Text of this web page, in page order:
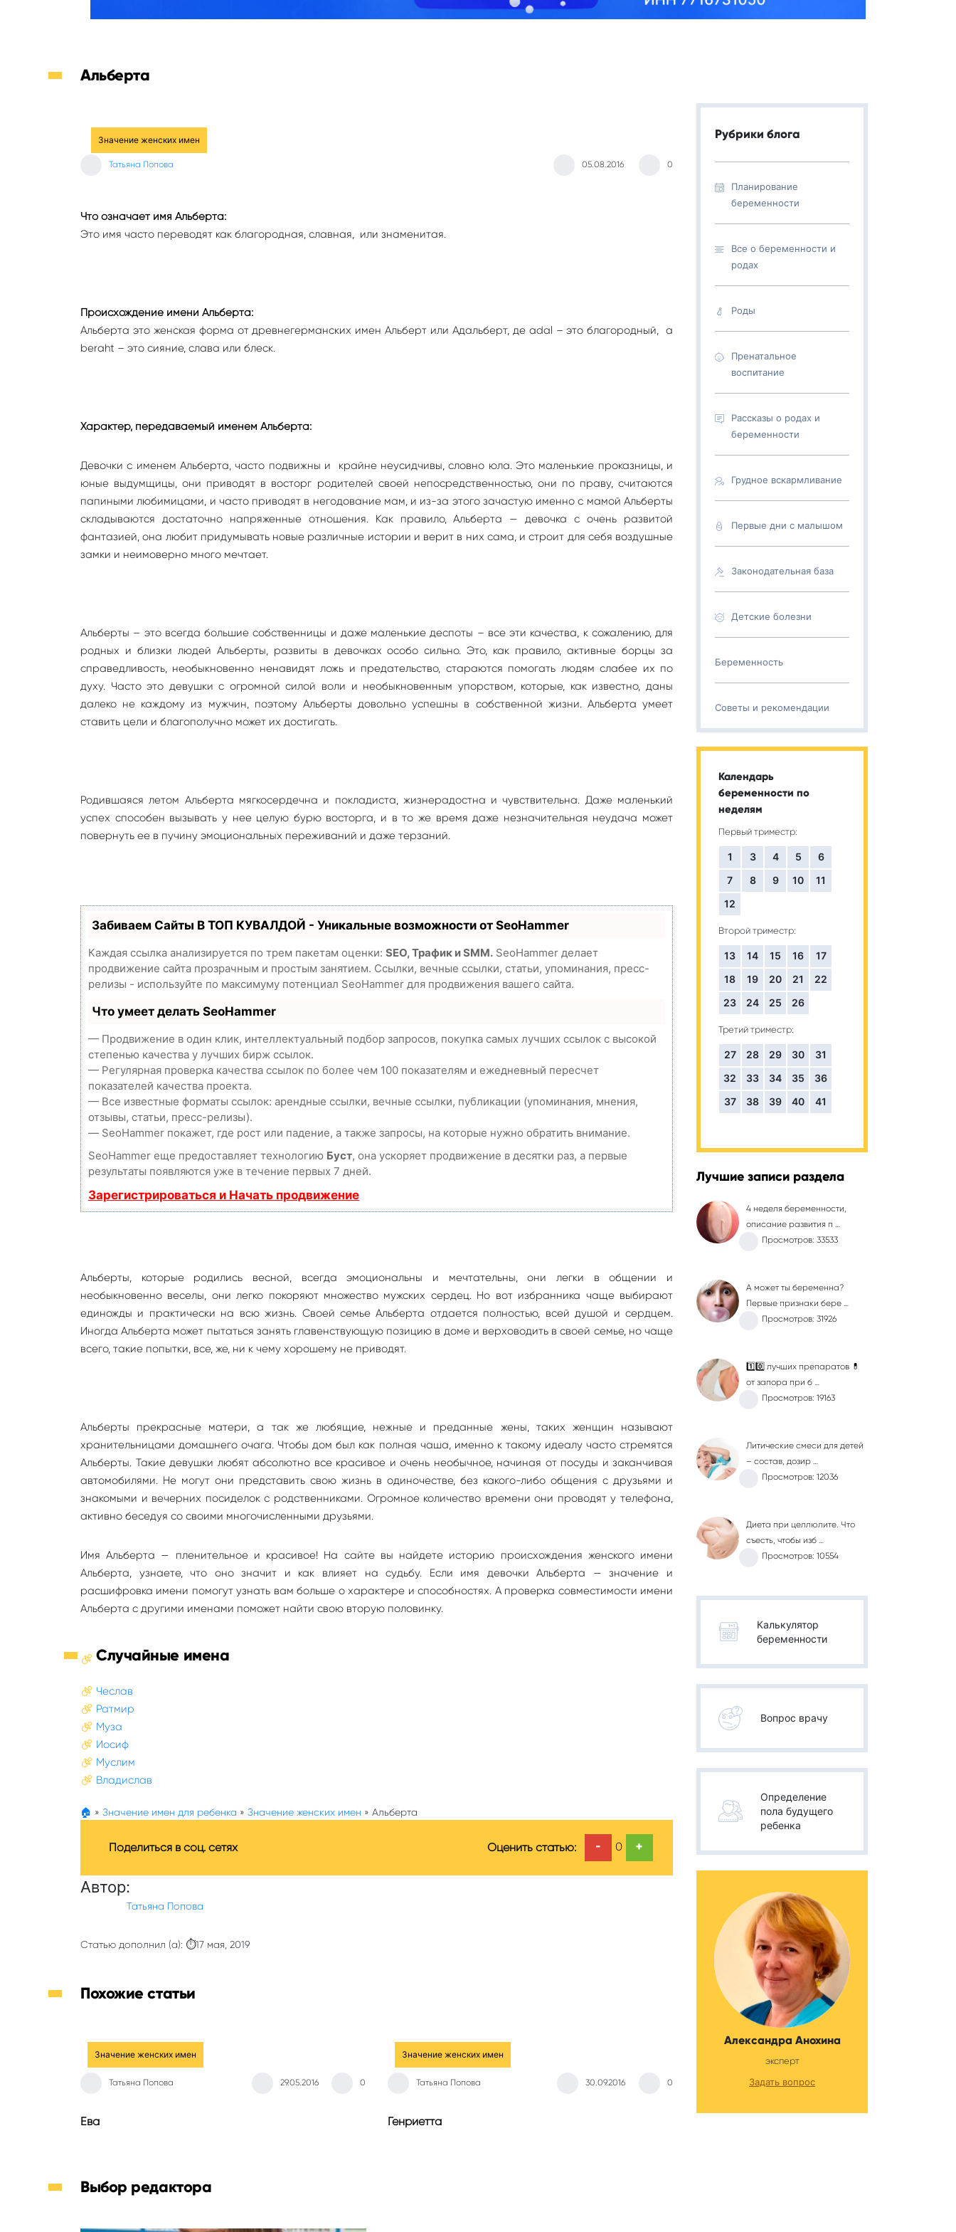
Альберта
Значение женских имен
Татьяна Попова 05.08.2016 0
Что означает имя Альберта:
Это имя часто переводят как благородная, славная, или знаменитая.
Происхождение имени Альберта:
Альберта это женская форма от древнегерманских имен Альберт или Адальберт, де adal – это благородный, а
beraht – это сияние, слава или блеск.
Характер, передаваемый именем Альберта:
Девочки с именем Альберта, часто подвижны и крайне неусидчивы, словно юла. Это маленькие проказницы, и
юные выдумщицы, они приводят в восторг родителей своей непосредственностью, они по праву, считаются
папиными любимицами, и часто приводят в негодование мам, и из-за этого зачастую именно с мамой Альберты
складываются достаточно напряженные отношения. Как правило, Альберта — девочка с очень развитой
фантазией, она любит придумывать новые различные истории и верит в них сама, и строит для себя воздушные
замки и неимоверно много мечтает.
Альберты – это всегда большие собственницы и даже маленькие деспоты – все эти качества, к сожалению, для
родных и близки людей Альберты, развиты в девочках особо сильно. Это, как правило, активные борцы за
справедливость, необыкновенно ненавидят ложь и предательство, стараются помогать людям слабее их по
духу. Часто это девушки с огромной силой воли и необыкновенным упорством, которые, как известно, даны
далеко не каждому из мужчин, поэтому Альберты довольно успешны в собственной жизни. Альберта умеет
ставить цели и благополучно может их достигать.
Родившаяся летом Альберта мягкосердечна и покладиста, жизнерадостна и чувствительна. Даже маленький
успех способен вызывать у нее целую бурю восторга, и в то же время даже незначительная неудача может
повернуть ее в пучину эмоциональных переживаний и даже терзаний.
Забиваем Сайты В ТОП КУВАЛДОЙ - Уникальные возможности от SeoHammer
Каждая ссылка анализируется по трем пакетам оценки: SEO, Трафик и SMM. SeoHammer делает
продвижение сайта прозрачным и простым занятием. Ссылки, вечные ссылки, статьи, упоминания, пресс-
релизы - используйте по максимуму потенциал SeoHammer для продвижения вашего сайта.
Что умеет делать SeoHammer
— Продвижение в один клик, интеллектуальный подбор запросов, покупка самых лучших ссылок с высокой
степенью качества у лучших бирж ссылок.
— Регулярная проверка качества ссылок по более чем 100 показателям и ежедневный пересчет
показателей качества проекта.
— Все известные форматы ссылок: арендные ссылки, вечные ссылки, публикации (упоминания, мнения,
отзывы, статьи, пресс-релизы).
— SeoHammer покажет, где рост или падение, а также запросы, на которые нужно обратить внимание.
SeoHammer еще предоставляет технологию Буст, она ускоряет продвижение в десятки раз, а первые
результаты появляются уже в течение первых 7 дней.
Зарегистрироваться и Начать продвижение
Альберты, которые родились весной, всегда эмоциональны и мечтательны, они легки в общении и
необыкновенно веселы, они легко покоряют множество мужских сердец. Но вот избранника чаще выбирают
единожды и практически на всю жизнь. Своей семье Альберта отдается полностью, всей душой и сердцем.
Иногда Альберта может пытаться занять главенствующую позицию в доме и верховодить в своей семье, но чаще
всего, такие попытки, все, же, ни к чему хорошему не приводят.
Альберты прекрасные матери, а так же любящие, нежные и преданные жены, таких женщин называют
хранительницами домашнего очага. Чтобы дом был как полная чаша, именно к такому идеалу часто стремятся
Альберты. Такие девушки любят абсолютно все красивое и очень необычное, начиная от посуды и заканчивая
автомобилями. Не могут они представить свою жизнь в одиночестве, без какого-либо общения с друзьями и
знакомыми и вечерних посиделок с родственниками. Огромное количество времени они проводят у телефона,
активно беседуя со своими многочисленными друзьями.
Имя Альберта — пленительное и красивое! На сайте вы найдете историю происхождения женского имени
Альберта, узнаете, что оно значит и как влияет на судьбу. Если имя девочки Альберта — значение и
расшифровка имени помогут узнать вам больше о характере и способностях. А проверка совместимости имени
Альберта с другими именами поможет найти свою вторую половинку.
Случайные имена
Чеслав
Ратмир
Муза
Иосиф
Муслим
Владислав
🏠 » Значение имен для ребенка » Значение женских имен » Альберта
Поделиться в соц. сетях Оценить статью: - 0 +
Автор:
Татьяна Попова
Статью дополнил (а): ⏱17 мая, 2019
Похожие статьи
Значение женских имен
Татьяна Попова 29.05.2016 0
Ева
Значение женских имен
Татьяна Попова 30.09.2016 0
Генриетта
Выбор редактора
Рубрики блога
Планирование
беременности
Все о беременности и
родах
Роды
Пренатальное
воспитание
Рассказы о родах и
беременности
Грудное вскармливание
Первые дни с малышом
Законодательная база
Детские болезни
Беременность
Советы и рекомендации
Календарь
беременности по
неделям
Первый триместр:
1 3 4 5
6
7
8 9 10
11
12
Второй триместр:
13 14 15 16
17
18
19 20 21
22
23
24 25 26
Третий триместр:
27 28 29 30
31
32
33 34 35
36
37
38 39 40 41
Лучшие записи раздела
4 неделя беременности,
описание развития п …
Просмотров: 33533
А может ты беременна?
Первые признаки бере …
Просмотров: 31926
1️⃣0️⃣ лучших препаратов 💊
от запора при б …
Просмотров: 19163
Литические смеси для детей
– состав, дозир …
Просмотров: 12036
Диета при целлюлите. Что
съесть, чтобы изб …
Просмотров: 10554
Калькулятор
беременности
Вопрос врачу
Определение
пола будущего
ребенка
Александра Анохина
эксперт
Задать вопрос